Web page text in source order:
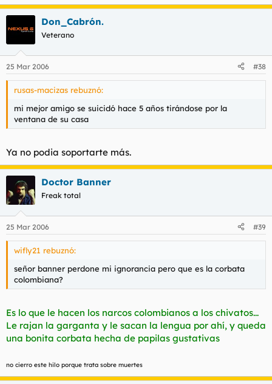
Don_Cabrón.
Veterano
25 Mar 2006 #38
rusas-macizas rebuznó:
mi mejor amigo se suicidó hace 5 años tirándose por la
ventana de su casa
Ya no podia soportarte más.
Doctor Banner
Freak total
25 Mar 2006 #39
wifly21 rebuznó:
señor banner perdone mi ignorancia pero que es la corbata
colombiana?
Es lo que le hacen los narcos colombianos a los chivatos...
Le rajan la garganta y le sacan la lengua por ahí, y queda
una bonita corbata hecha de papilas gustativas
no cierro este hilo porque trata sobre muertes